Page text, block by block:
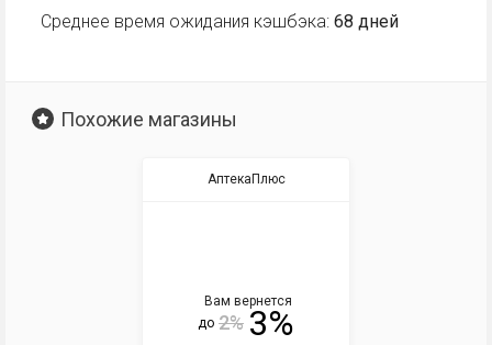
Среднее время ожидания кэшбэка: 68 дней
Похожие магазины
АптекаПлюс
Вам вернется
до 2% 3%